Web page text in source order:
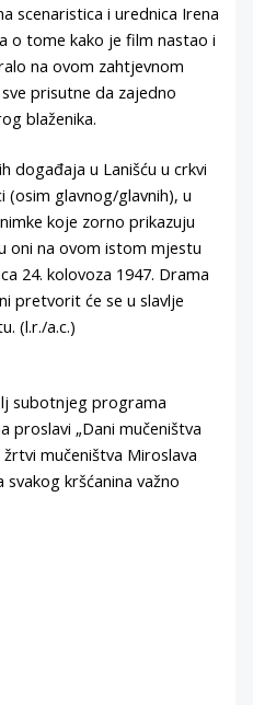
scenaristica i urednica Irena
o tome kako je film nastao i
na ovom zahtjevnom
prisutne da zajedno
blaženika.
događaja u Lanišću u crkvi
(osim glavnog/glavnih), u
koje zorno prikazuju
oni na ovom istom mjestu
24. kolovoza 1947. Drama
pretvorit će se u slavlje
(l.r./a.c.)
subotnjeg programa
proslavi „Dani mučeništva
mučeništva Miroslava
kršćanina važno